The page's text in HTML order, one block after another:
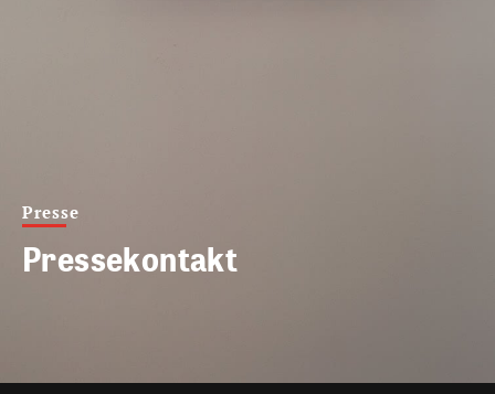
Presse
Pressekontakt